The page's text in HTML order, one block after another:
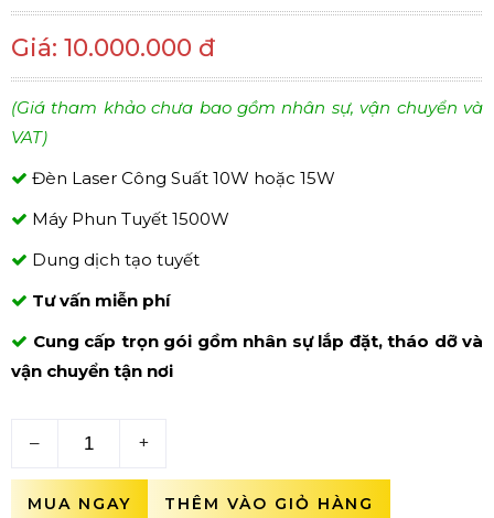
Giá: 10.000.000 đ
(Giá tham khảo chưa bao gồm nhân sự, vận chuyển và
VAT)
Đèn Laser Công Suất 10W hoặc 15W
Máy Phun Tuyết 1500W
Dung dịch tạo tuyết
Tư vấn miễn phí
Cung cấp trọn gói gồm nhân sự lắp đặt, tháo dỡ và
vận chuyển tận nơi
– +
MUA NGAY THÊM VÀO GIỎ HÀNG